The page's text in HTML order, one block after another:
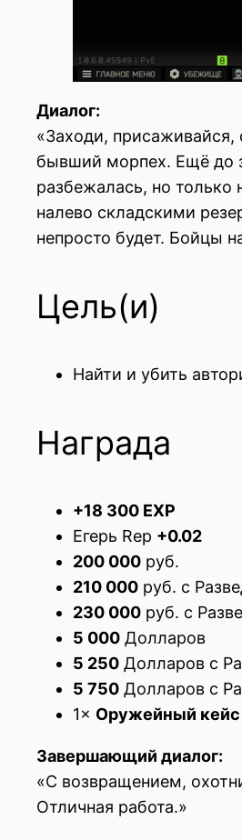
Диалог:
«Заходи,
бывший морпех. Ещё до
разбежалась, но
налево складскими
непросто будет. Бойцы
Цель(и)
Найти и убить
Награда
+18 300 EXP
Егерь Rep +0.02
200 000 руб.
210 000 руб. с
230 000 руб. с
5 000 Долларов
5 250 Долларов с
5 750 Долларов с
1× Оружейный кейс
Завершающий диалог:
«С возвращением,
Отличная работа.»